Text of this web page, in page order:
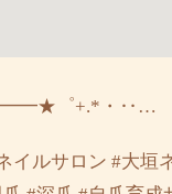
゜+.*・‥…
イルサロン #大垣